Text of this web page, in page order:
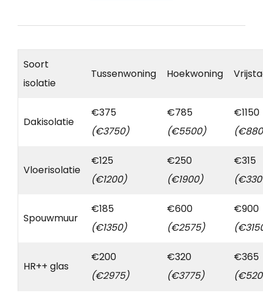
Soort
isolatie
Tussenwoning Hoekwoning
Dakisolatie
€375
(€3750)
€785
(€5500)
€1150
Vloerisolatie
€125
(€1200)
€250
(€1900)
€315
Spouwmuur
€185
(€1350)
€600
(€2575)
€900
HR++ glas
€200
(€2975)
€320
(€3775)
€365